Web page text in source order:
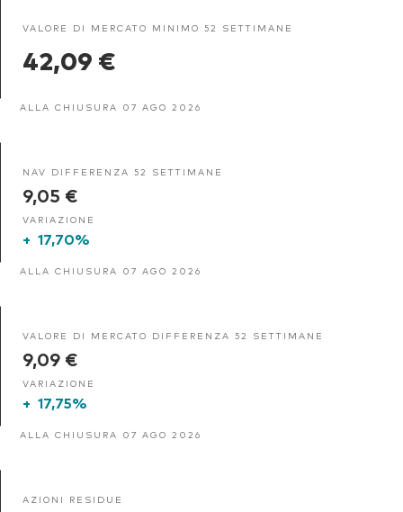
VALORE DI MERCATO MINIMO 52 SETTIMANE
42,09 €
ALLA CHIUSURA 07 AGO 2026
NAV DIFFERENZA 52 SETTIMANE
9,05 €
VARIAZIONE
+ 17,70%
ALLA CHIUSURA 07 AGO 2026
VALORE DI MERCATO DIFFERENZA 52 SETTIMANE
9,09 €
VARIAZIONE
+ 17,75%
ALLA CHIUSURA 07 AGO 2026
AZIONI RESIDUE